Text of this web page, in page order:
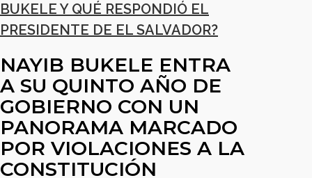
BUKELE Y QUÉ RESPONDIÓ EL
PRESIDENTE DE EL SALVADOR?
NAYIB BUKELE ENTRA
A SU QUINTO AÑO DE
GOBIERNO CON UN
PANORAMA MARCADO
POR VIOLACIONES A LA
CONSTITUCIÓN